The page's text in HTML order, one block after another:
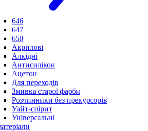
646
647
650
Акрилові
Алкідні
Антисилікон
Ацетон
Для переходів
Змивка старої фарби
Розчинники без прекурсорів
Уайт-спірит
Універсальні